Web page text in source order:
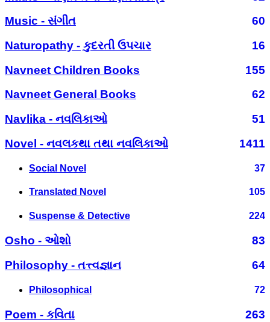
Music - સંગીત
60
Naturopathy - કુદરતી ઉપચાર
16
Navneet Children Books
155
Navneet General Books
62
Navlika - નવલિકાઓ
51
Novel - નવલકથા તથા નવલિકાઓ
1411
Social Novel 37
Translated Novel 105
Suspense & Detective 224
Osho - ઓશો
83
Philosophy - તત્ત્વજ્ઞાન
64
Philosophical 72
Poem - કવિતા
263